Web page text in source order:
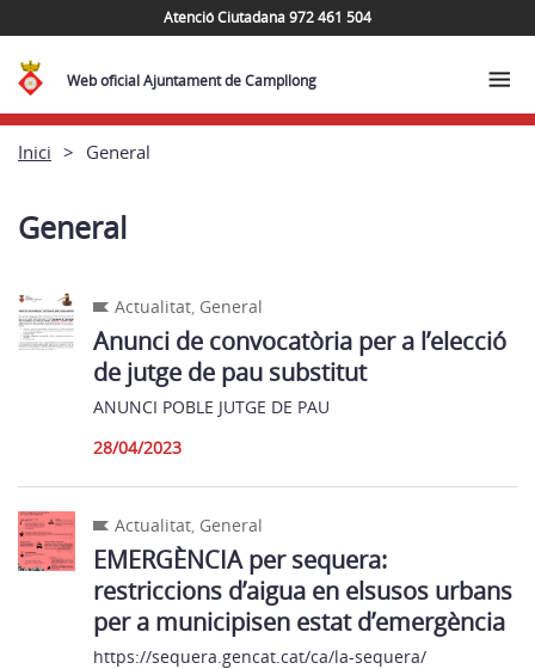
Atenció Ciutadana 972 461 504
Web oficial Ajuntament de Campllong
Inici General
General
Actualitat, General
Anunci de convocatòria per a l’elecció
de jutge de pau substitut
ANUNCI POBLE JUTGE DE PAU
28/04/2023
Actualitat, General
EMERGÈNCIA per sequera:
restriccions d’aigua en elsusos urbans
per a municipisen estat d’emergència
https://sequera.gencat.cat/ca/la-sequera/